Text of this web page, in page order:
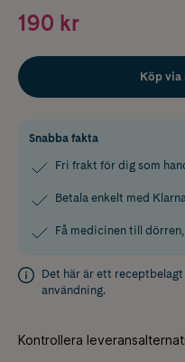
190 kr
Köp via
Snabba fakta
Fri frakt för dig som
Betala enkelt med
Få medicinen till
Det här är ett receptbelagt
användning.